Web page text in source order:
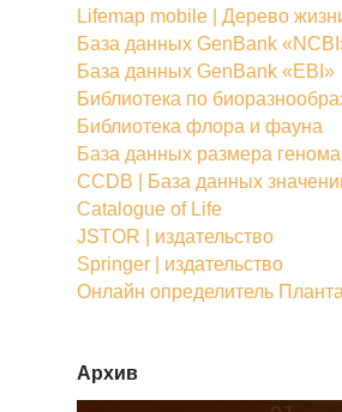
Lifemap mobile | Дерево
База данных GenBank
База данных GenBank «EBI»
Библиотека по
Библиотека флора и фауна
База данных размера
CCDB | База данных
Catalogue of Life
JSTOR | издательство
Springer | издательство
Онлайн определитель
Архив